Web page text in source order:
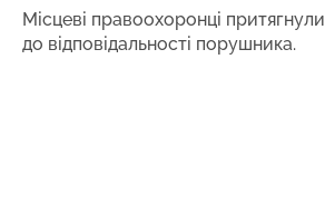
Місцеві правоохоронці притягнули
до відповідальності порушника.